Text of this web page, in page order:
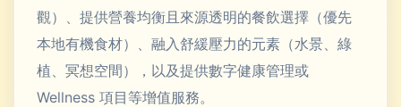
觀）、提供營養均衡且來源透明的餐飲選擇（優先
本地有機食材）、融入舒緩壓力的元素（水景、綠
植、冥想空間），以及提供數字健康管理或
Wellness 項目等增值服務。